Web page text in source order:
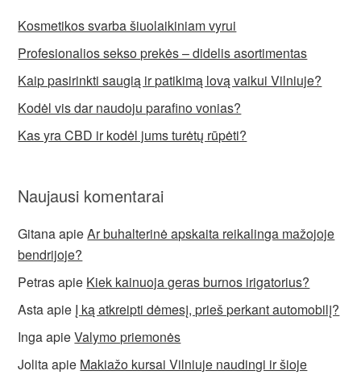
Kosmetikos svarba šiuolaikiniam vyrui
Profesionalios sekso prekės – didelis asortimentas
Kaip pasirinkti saugią ir patikimą lovą vaikui Vilniuje?
Kodėl vis dar naudoju parafino vonias?
Kas yra CBD ir kodėl jums turėtų rūpėti?
Naujausi komentarai
GitanaapieAr buhalterinė apskaita reikalinga mažojoje
bendrijoje?
Petrasapie Kiek kainuoja geras burnos irigatorius?
Astaapie Į ką atkreipti dėmesį, prieš perkant automobilį?
IngaapieValymo priemonės
Jolitaapie Makiažo kursai Vilniuje naudingi ir šioje